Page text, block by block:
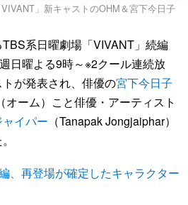
」新キャストのOHM＆宮下今日子
系日曜劇場「VIVANT」続編
日曜よる9時～※2クール連続放
が発表され、俳優の宮下今日子
（オーム）こと俳優・アーティスト
イパー （Tanapak Jongjaiphar）
、再登場が確定したキャラクター